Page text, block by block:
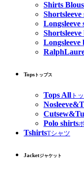
Shirts
Shortsleeve
Longsleeve
Shortsleeve
Longsleeve
Tops トップス
Tops All ト
Polo shirts
TshirtsTシャツ
Jacketジャケット